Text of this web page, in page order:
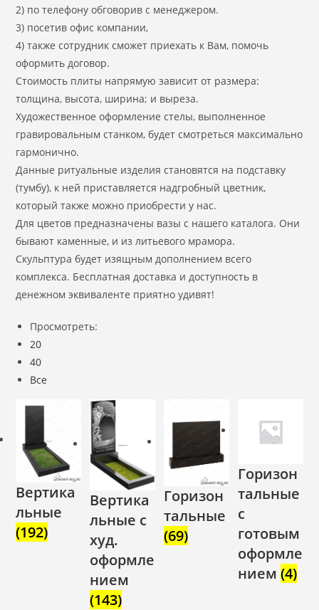
2) по телефону обговорив с менеджером.
3) посетив офис компании,
4) также сотрудник сможет приехать к Вам, помочь
оформить договор.
Стоимость плиты напрямую зависит от размера:
толщина, высота, ширина; и выреза.
Художественное оформление стелы, выполненное
гравировальным станком, будет смотреться максимально
гармонично.
Данные ритуальные изделия становятся на подставку
(тумбу), к ней приставляется надгробный цветник,
который также можно приобрести у нас.
Для цветов предназначены вазы с нашего каталога. Они
бывают каменные, и из литьевого мрамора.
Скульптура будет изящным дополнением всего
комплекса. Бесплатная доставка и доступность в
денежном эквиваленте приятно удивят!
Просмотреть:
20
40
Все
Вертика
льные
(192)
Вертика
льные с
худ.
оформле
нием
(143)
Горизон
тальные
(69)
Горизон
тальные
с
готовым
оформле
нием(4)